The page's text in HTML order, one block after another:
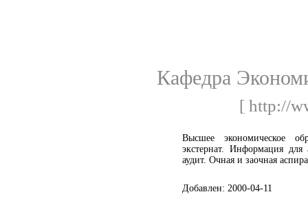
Кафедра
[ http://
Высшее экономическое
экстернат. Информация для
аудит. Очная и заочная
Добавлен: 2000-04-11